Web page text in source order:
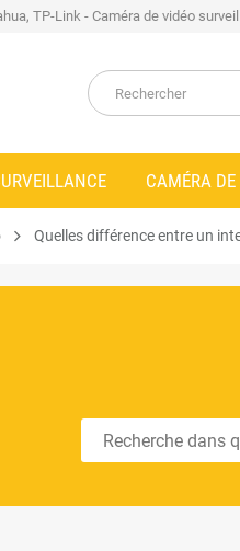
TP-Link - Caméra de vidéo
CAMÉRA
Quelles différence entre un